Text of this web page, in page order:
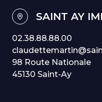
SAINT AY
02.38.88.88.00
98 Route Nationale
45130 Saint-Ay